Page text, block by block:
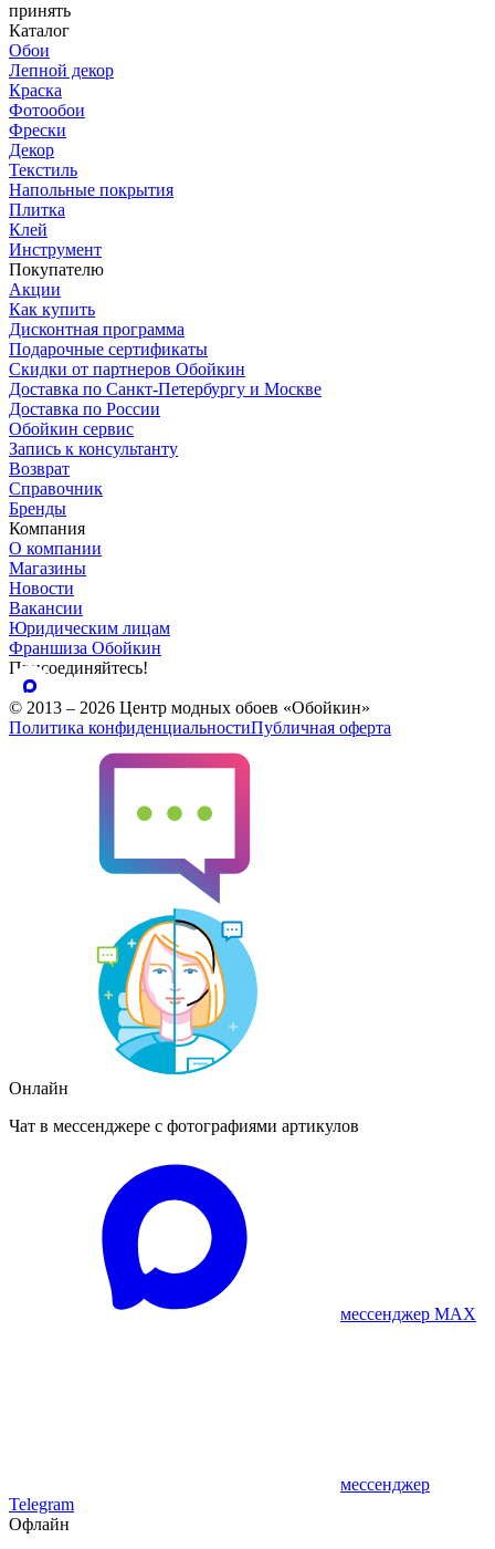
принять
Каталог
Обои
Лепной декор
Краска
Фотообои
Фрески
Декор
Текстиль
Напольные покрытия
Плитка
Клей
Инструмент
Покупателю
Акции
Как купить
Дисконтная программа
Подарочные сертификаты
Скидки от партнеров Обойкин
Доставка по Санкт-Петербургу и Москве
Доставка по России
Обойкин сервис
Запись к консультанту
Возврат
Справочник
Бренды
Компания
О компании
Магазины
Новости
Вакансии
Юридическим лицам
Франшиза Обойкин
Присоединяйтесь!
© 2013 – 2026 Центр модных обоев «Обойкин»
Политика конфиденциальностиПубличная оферта
Онлайн
Чат в мессенджере с фотографиями артикулов
мессенджер MAX
мессенджер
Telegram
Офлайн